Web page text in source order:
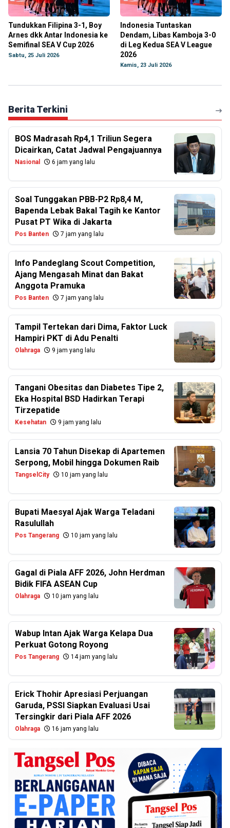
Tundukkan Filipina 3-1, Boy
Arnes dkk Antar Indonesia ke
Semifinal SEA V Cup 2026
Sabtu, 25 Juli 2026
Indonesia Tuntaskan
Dendam, Libas Kamboja 3-0
di Leg Kedua SEA V League
2026
Kamis, 23 Juli 2026
Berita Terkini
BOS Madrasah Rp4,1 Triliun Segera
Dicairkan, Catat Jadwal Pengajuannya
Nasional 6 jam yang lalu
Soal Tunggakan PBB-P2 Rp8,4 M,
Bapenda Lebak Bakal Tagih ke Kantor
Pusat PT Wika di Jakarta
Pos Banten 7 jam yang lalu
Info Pandeglang Scout Competition,
Ajang Mengasah Minat dan Bakat
Anggota Pramuka
Pos Banten 7 jam yang lalu
Tampil Tertekan dari Dima, Faktor Luck
Hampiri PKT di Adu Penalti
Olahraga 9 jam yang lalu
Tangani Obesitas dan Diabetes Tipe 2,
Eka Hospital BSD Hadirkan Terapi
Tirzepatide
Kesehatan 9 jam yang lalu
Lansia 70 Tahun Disekap di Apartemen
Serpong, Mobil hingga Dokumen Raib
TangselCity 10 jam yang lalu
Bupati Maesyal Ajak Warga Teladani
Rasulullah
Pos Tangerang 10 jam yang lalu
Gagal di Piala AFF 2026, John Herdman
Bidik FIFA ASEAN Cup
Olahraga 10 jam yang lalu
Wabup Intan Ajak Warga Kelapa Dua
Perkuat Gotong Royong
Pos Tangerang 14 jam yang lalu
Erick Thohir Apresiasi Perjuangan
Garuda, PSSI Siapkan Evaluasi Usai
Tersingkir dari Piala AFF 2026
Olahraga 16 jam yang lalu